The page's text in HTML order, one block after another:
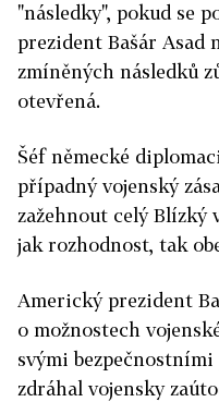
"následky", pokud se
prezident Bašár Asad
zmíněných následků
otevřená.
Šéf německé
případný vojenský
zažehnout celý Blízký
jak rozhodnost, tak
Americký prezident
o možnostech
svými bezpečnostními
zdráhal vojensky